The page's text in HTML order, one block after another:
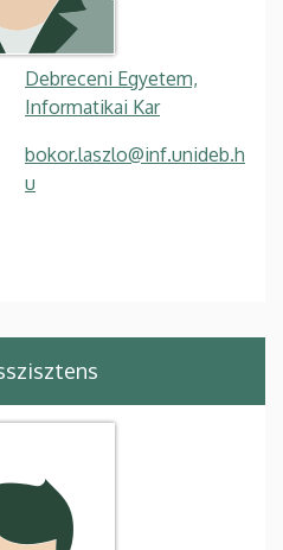
Debreceni Egyetem,
Informatikai Kar
bokor.laszlo@inf.unideb.h
u